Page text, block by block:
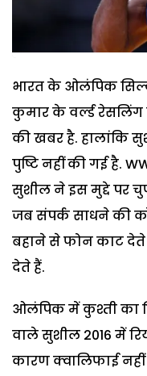
भारत के ओलंपिक
कुमार के वर्ल्ड
की खबर है. हालांकि
पुष्टि नहीं की गई है.
सुशील ने इस मुद्दे पर
जब संपर्क साधने की
बहाने से फोन काट
देते हैं.
ओलंपिक में कुश्ती का
वाले सुशील 2016 में
कारण क्वालिफाई